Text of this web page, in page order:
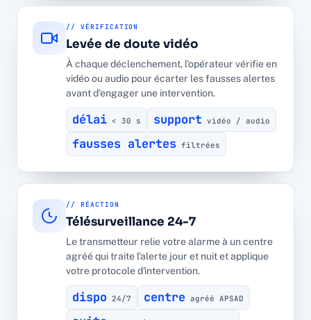
// VÉRIFICATION
Levée de doute vidéo
À chaque déclenchement, l'opérateur vérifie en
vidéo ou audio pour écarter les fausses alertes
avant d'engager une intervention.
délai < 30 s support vidéo / audio
fausses alertes filtrées
// RÉACTION
Télésurveillance 24-7
Le transmetteur relie votre alarme à un centre
agréé qui traite l'alerte jour et nuit et applique
votre protocole d'intervention.
dispo 24/7 centre agréé APSAD